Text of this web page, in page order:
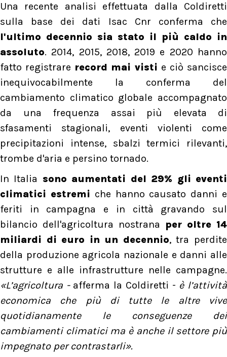
Una recente analisi effettuata dalla Coldiretti
sulla base dei dati Isac Cnr conferma che
l'ultimo decennio sia stato il più caldo in
assoluto. 2014, 2015, 2018, 2019 e 2020 hanno
fatto registrare record mai visti e ciò sancisce
inequivocabilmente la conferma del
cambiamento climatico globale accompagnato
da una frequenza assai più elevata di
sfasamenti stagionali, eventi violenti come
precipitazioni intense, sbalzi termici rilevanti,
trombe d'aria e persino tornado.
In Italia sono aumentati del 29% gli eventi
climatici estremi che hanno causato danni e
feriti in campagna e in città gravando sul
bilancio dell'agricoltura nostrana per oltre 14
miliardi di euro in un decennio, tra perdite
della produzione agricola nazionale e danni alle
strutture e alle infrastrutture nelle campagne.
«L’agricoltura -afferma la Coldiretti - è l’attività
economica che più di tutte le altre vive
quotidianamente le conseguenze dei
cambiamenti climatici ma è anche il settore più
impegnato per contrastarli».